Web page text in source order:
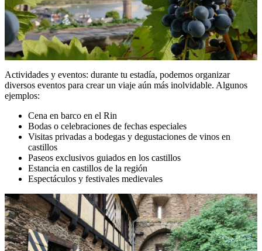
Actividades y eventos: durante tu estadía, podemos organizar
diversos eventos para crear un viaje aún más inolvidable. Algunos
ejemplos:
Cena en barco en el Rin
Bodas o celebraciones de fechas especiales
Visitas privadas a bodegas y degustaciones de vinos en
castillos
Paseos exclusivos guiados en los castillos
Estancia en castillos de la región
Espectáculos y festivales medievales